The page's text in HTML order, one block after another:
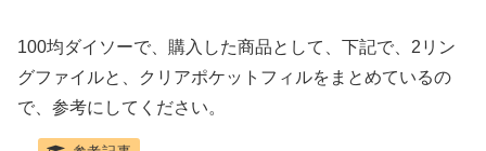
100均ダイソーで、購入した商品として、下記で、2リン
グファイルと、クリアポケットフィルをまとめているの
で、参考にしてください。